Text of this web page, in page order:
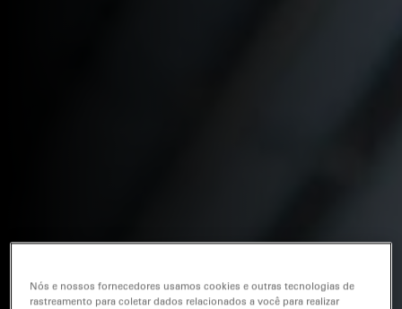
Nós e nossos fornecedores usamos cookies e outras tecnologias de
rastreamento para coletar dados relacionados a você para realizar